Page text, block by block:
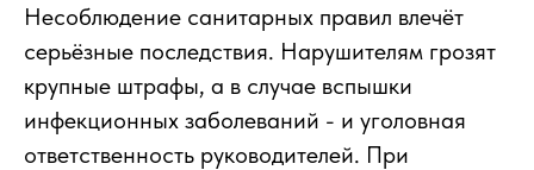
Несоблюдение санитарных правил влечёт
серьёзные последствия. Нарушителям грозят
крупные штрафы, а в случае вспышки
инфекционных заболеваний - и уголовная
ответственность руководителей. При